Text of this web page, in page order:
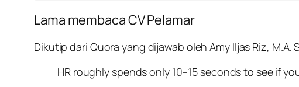
Lama membaca CV Pelamar
Dikutip dari Quora yang dijawab oleh Amy Iljas Riz,
HR roughly spends only 10–15 seconds to see if